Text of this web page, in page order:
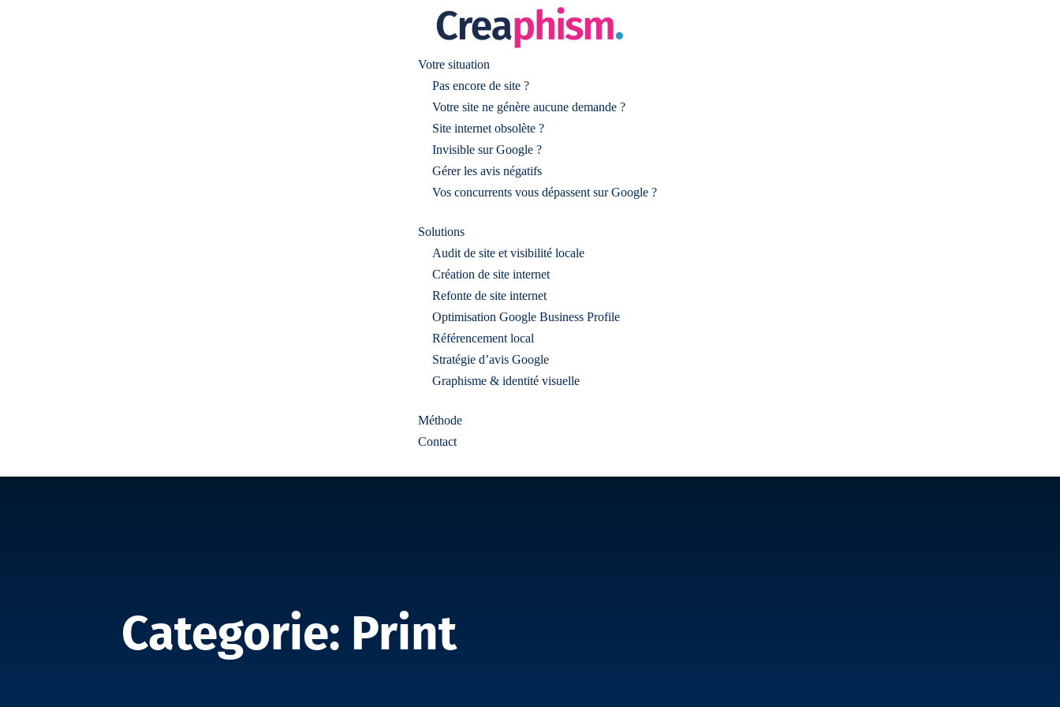
Votre situation
Pas encore de site ?
Votre site ne génère aucune demande ?
Site internet obsolète ?
Invisible sur Google ?
Gérer les avis négatifs
Vos concurrents vous dépassent sur Google ?
Solutions
Audit de site et visibilité locale
Création de site internet
Refonte de site internet
Optimisation Google Business Profile
Référencement local
Stratégie d’avis Google
Graphisme & identité visuelle
Méthode
Contact
Categorie: Print